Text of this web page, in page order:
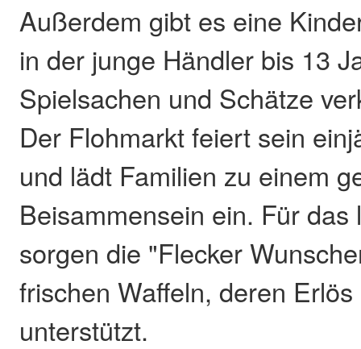
Außerdem gibt es eine
in der junge Händler bis 13
Spielsachen und Schätze
Der Flohmarkt feiert sein
und lädt Familien zu einem
Beisammensein ein. Für das
sorgen die "Flecker
frischen Waffeln, deren
unterstützt.